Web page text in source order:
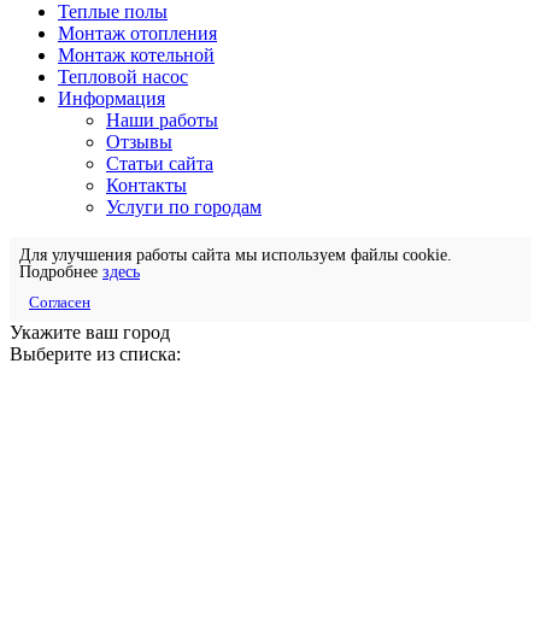
Теплые полы
Монтаж отопления
Монтаж котельной
Тепловой насос
Информация
Наши работы
Отзывы
Статьи сайта
Контакты
Услуги по городам
Для улучшения работы сайта мы используем файлы cookie.
Подробнее здесь
Согласен
Укажите ваш город
Выберите из списка: